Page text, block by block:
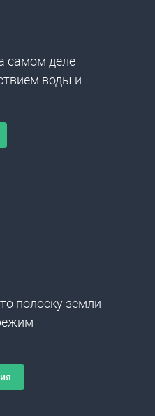
самом деле
воды и
полоску земли